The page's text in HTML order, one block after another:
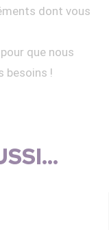
dont vous
que nous
besoins !